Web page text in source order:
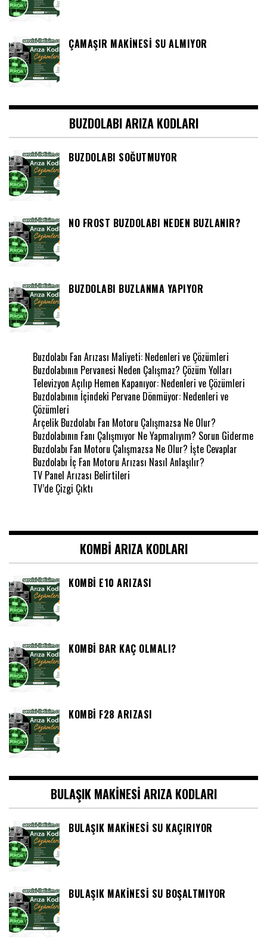
ÇAMAŞIR MAKINESI SU ALMIYOR
BUZDOLABI ARIZA KODLARI
BUZDOLABI SOĞUTMUYOR
NO FROST BUZDOLABI NEDEN BUZLANIR?
BUZDOLABI BUZLANMA YAPIYOR
Buzdolabı Fan Arızası Maliyeti: Nedenleri ve Çözümleri
Buzdolabının Pervanesi Neden Çalışmaz? Çözüm Yolları
Televizyon Açılıp Hemen Kapanıyor: Nedenleri ve Çözümleri
Buzdolabının İçindeki Pervane Dönmüyor: Nedenleri ve
Çözümleri
Arçelik Buzdolabı Fan Motoru Çalışmazsa Ne Olur?
Buzdolabının Fanı Çalışmıyor Ne Yapmalıyım? Sorun Giderme
Buzdolabı Fan Motoru Çalışmazsa Ne Olur? İşte Cevaplar
Buzdolabı İç Fan Motoru Arızası Nasıl Anlaşılır?
TV Panel Arızası Belirtileri
TV’de Çizgi Çıktı
KOMBI ARIZA KODLARI
KOMBI E10 ARIZASI
KOMBI BAR KAÇ OLMALI?
KOMBI F28 ARIZASI
BULAŞIK MAKINESI ARIZA KODLARI
BULAŞIK MAKINESI SU KAÇIRIYOR
BULAŞIK MAKINESI SU BOŞALTMIYOR